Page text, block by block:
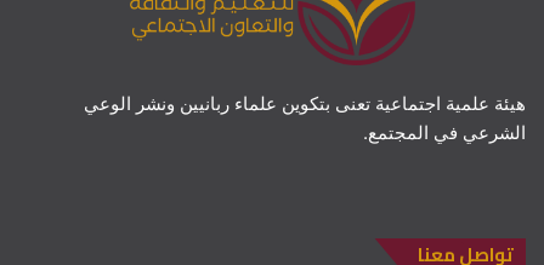
هيئة علمية اجتماعية تعنى بتكوين علماء ربانيين ونشر الوعي
الشرعي في المجتمع.
تواصل معنا